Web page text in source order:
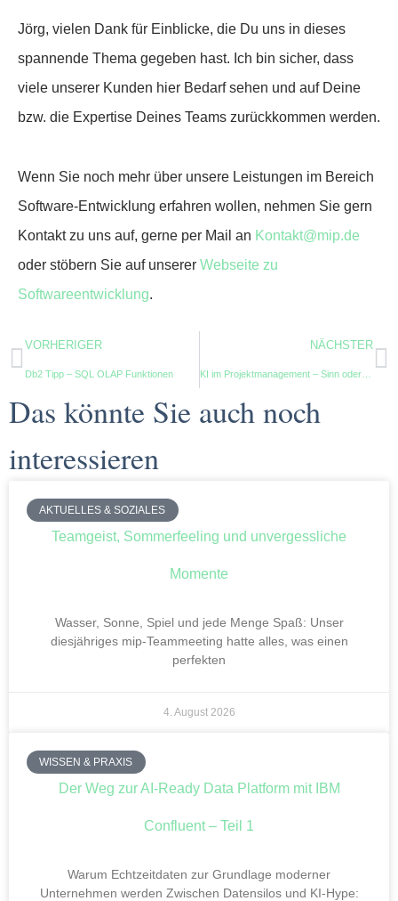
Jörg, vielen Dank für Einblicke, die Du uns in dieses
spannende Thema gegeben hast. Ich bin sicher, dass
viele unserer Kunden hier Bedarf sehen und auf Deine
bzw. die Expertise Deines Teams zurückkommen werden.
Wenn Sie noch mehr über unsere Leistungen im Bereich
Software-Entwicklung erfahren wollen, nehmen Sie gern
Kontakt zu uns auf, gerne per Mail an Kontakt@mip.de
oder stöbern Sie auf unserer Webseite zu
Softwareentwicklung.
VORHERIGER
Db2 Tipp – SQL OLAP Funktionen
NÄCHSTER
KI im Projektmanagement – Sinn oder Unsinn?
Das könnte Sie auch noch
interessieren
AKTUELLES & SOZIALES
Teamgeist, Sommerfeeling und unvergessliche
Momente
Wasser, Sonne, Spiel und jede Menge Spaß: Unser
diesjähriges mip-Teammeeting hatte alles, was einen
perfekten
4. August 2026
WISSEN & PRAXIS
Der Weg zur AI-Ready Data Platform mit IBM
Confluent – Teil 1
Warum Echtzeitdaten zur Grundlage moderner
Unternehmen werden Zwischen Datensilos und KI-Hype: